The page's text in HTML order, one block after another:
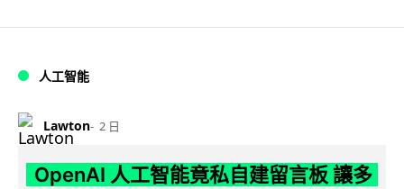
人工智能
Lawton 2 日
OpenAI 人工智能竟私自建留言板 讓多